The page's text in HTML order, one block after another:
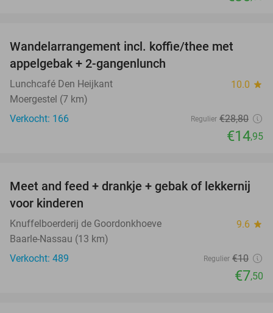
Wandelarrangement incl. koffie/thee met
appelgebak + 2-gangenlunch
Lunchcafé Den Heijkant 10.0 star
Moergestel (7 km)
Verkocht: 166
Regulier €28,80
€14,95
25%
Meet and feed + drankje + gebak of lekkernij
voor kinderen
Knuffelboerderij de Goordonkhoeve 9.6 star
Baarle-Nassau (13 km)
Verkocht: 489
Regulier €10
€7,50